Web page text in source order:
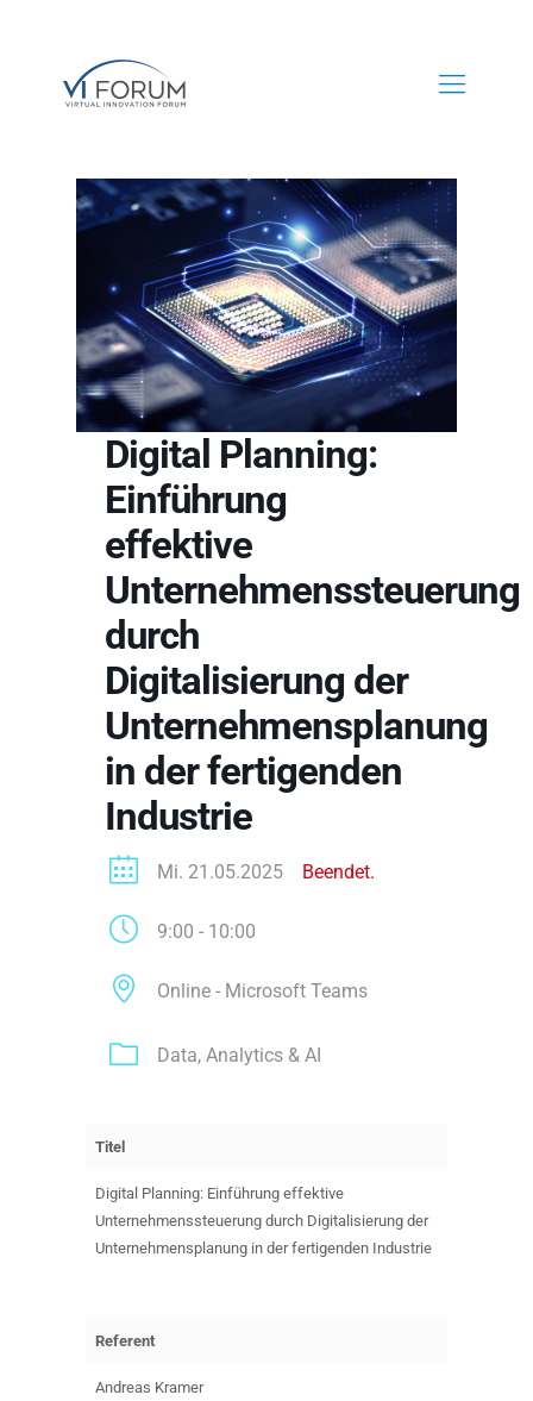
Digital Planning:
Einführung
effektive
Unternehmenssteuerung
durch
Digitalisierung der
Unternehmensplanung
in der fertigenden
Industrie
Mi. 21.05.2025 Beendet.
9:00 - 10:00
Online - Microsoft Teams
Data, Analytics & AI
Titel
Digital Planning: Einführung effektive
Unternehmenssteuerung durch Digitalisierung der
Unternehmensplanung in der fertigenden Industrie
Referent
Andreas Kramer